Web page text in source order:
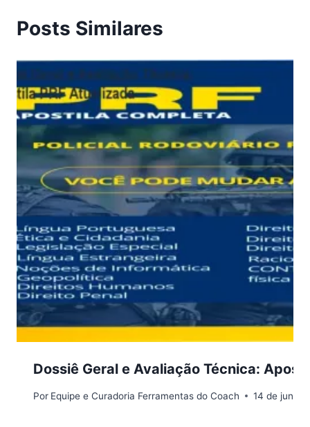
Posts Similares
Dossiê Geral e Avaliação Técnica:
Por Equipe e Curadoria Ferramentas do Coach 14 de junho